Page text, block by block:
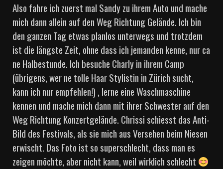
Also fahre ich zuerst mal Sandy zu ihrem Auto und mache
mich dann allein auf den Weg Richtung Gelände. Ich bin
den ganzen Tag etwas planlos unterwegs und trotzdem
ist die längste Zeit, ohne dass ich jemanden kenne, nur ca
ne Halbestunde. Ich besuche Charly in ihrem Camp
(übrigens, wer ne tolle Haar Stylistin in Zürich sucht,
kann ich nur empfehlen!) , lerne eine Waschmaschine
kennen und mache mich dann mit ihrer Schwester auf den
Weg Richtung Konzertgelände. Chrissi schiesst das Anti-
Bild des Festivals, als sie mich aus Versehen beim Niesen
erwischt. Das Foto ist so superschlecht, dass man es
zeigen möchte, aber nicht kann, weil wirklich schlecht